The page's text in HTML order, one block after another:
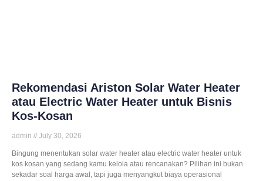
Rekomendasi Ariston Solar Water Heater
atau Electric Water Heater untuk Bisnis
Kos-Kosan
admin July 30, 2026
Bingung menentukan solar water heater atau electric water heater untuk
kos kosan yang sedang kamu kelola atau rencanakan? Pilihan ini bukan
sekadar soal harga awal, tapi juga menyangkut biaya operasional